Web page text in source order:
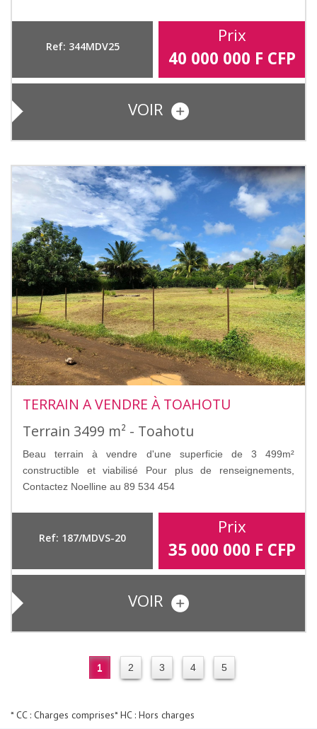
Ref: 344MDV25
Prix
40 000 000 F CFP
VOIR
TERRAIN A VENDRE À TOAHOTU
Terrain 3499 m² - Toahotu
Beau terrain à vendre d'une superficie de 3 499m²
constructible et viabilisé Pour plus de renseignements,
Contactez Noelline au 89 534 454
Ref: 187/MDVS-20
Prix
35 000 000 F CFP
VOIR
1 2 3 4 5
* CC : Charges comprises* HC : Hors charges